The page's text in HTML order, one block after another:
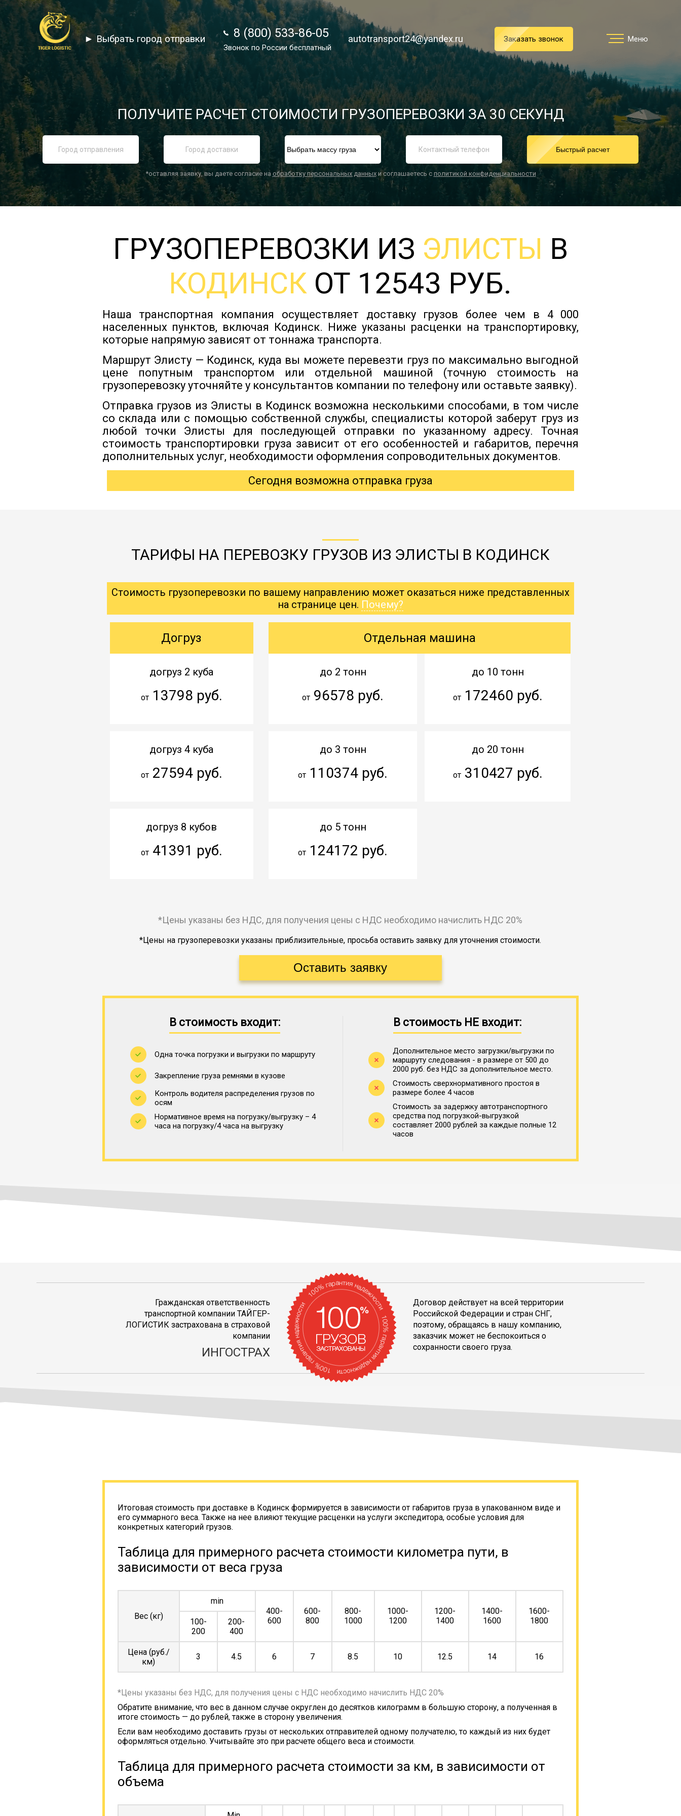
8 (800) 533-86-05
Звонок по России бесплатный
autotransport24@yandex.ru Заказать звонок Меню
Услуги
Преимущества
О компании
Тарифы
Отзывы
Статьи
Новости
Документы
Контакты
► Выбрать город отправки 8 (800) 533-86-05
Звонок по России бесплатный
autotransport24@yandex.ru Заказать звонок Меню
ПОЛУЧИТЕ РАСЧЕТ СТОИМОСТИ ГРУЗОПЕРЕВОЗКИ ЗА 30 СЕКУНД
Быстрый расчет
*оставляя заявку, вы даете согласие на обработку персональных данныхи соглашаетесь с политикой конфиденциальности
ГРУЗОПЕРЕВОЗКИ ИЗ ЭЛИСТЫ В
КОДИНСК ОТ 12543 РУБ.
Наша транспортная компания осуществляет доставку грузов более чем в 4 000
населенных пунктов, включая Кодинск. Ниже указаны расценки на транспортировку,
которые напрямую зависят от тоннажа транспорта.
Маршрут Элисту — Кодинск, куда вы можете перевезти груз по максимально выгодной
цене попутным транспортом или отдельной машиной (точную стоимость на
грузоперевозку уточняйте у консультантов компании по телефону или оставьте заявку).
Отправка грузов из Элисты в Кодинск возможна несколькими способами, в том числе
со склада или с помощью собственной службы, специалисты которой заберут груз из
любой точки Элисты для последующей отправки по указанному адресу. Точная
стоимость транспортировки груза зависит от его особенностей и габаритов, перечня
дополнительных услуг, необходимости оформления сопроводительных документов.
Сегодня возможна отправка груза
ТАРИФЫ НА ПЕРЕВОЗКУ ГРУЗОВ ИЗ ЭЛИСТЫ В КОДИНСК
Стоимость грузоперевозки по вашему направлению может оказаться ниже представленных
на странице цен. Почему?
Догруз
догруз 2 куба
от13798 руб.
догруз 4 куба
от27594 руб.
догруз 8 кубов
от41391 руб.
Отдельная машина
до 2 тонн
от 96578 руб.
до 3 тонн
от 110374 руб.
до 5 тонн
от 124172 руб.
до 10 тонн
от172460 руб.
до 20 тонн
от310427 руб.
*Цены указаны без НДС, для получения цены с НДС необходимо начислить НДС 20%
*Цены на грузоперевозки указаны приблизительные, просьба оставить заявку для уточнения стоимости.
В стоимость входит:
Одна точка погрузки и выгрузки по маршруту
Закрепление груза ремнями в кузове
Контроль водителя распределения грузов по
осям
Нормативное время на погрузку/выгрузку – 4
часа на погрузку/4 часа на выгрузку
В стоимость НЕ входит:
Дополнительное место загрузки/выгрузки по
маршруту следования - в размере от 500 до
2000 руб. без НДС за дополнительное место.
Стоимость сверхнормативного простоя в
размере более 4 часов
Стоимость за задержку автотранспортного
средства под погрузкой-выгрузкой
составляет 2000 рублей за каждые полные 12
часов
Гражданская ответственность
транспортной компании ТАЙГЕР-
ЛОГИСТИК застрахована в страховой
компании
ИНГОСТРАХ
Договор действует на всей территории
Российской Федерации и стран СНГ,
поэтому, обращаясь в нашу компанию,
заказчик может не беспокоиться о
сохранности своего груза.
Итоговая стоимость при доставке в Кодинск формируется в зависимости от габаритов груза в упакованном виде и
его суммарного веса. Также на нее влияют текущие расценки на услуги экспедитора, особые условия для
конкретных категорий грузов.
Таблица для примерного расчета стоимости километра пути, в
зависимости от веса груза
Вес (кг)
min
400-
600
600-
800
800-
1000
1000-
1200
1200-
1400
1400-
1600
1600-
1800
100-
200
200-
400
Цена (руб./
км)
3 4.5 6 7 8.5 10 12.5 14 16
*Цены указаны без НДС, для получения цены с НДС необходимо начислить НДС 20%
Обратите внимание, что вес в данном случае округлен до десятков килограмм в большую сторону, а полученная в
итоге стоимость — до рублей, также в сторону увеличения.
Если вам необходимо доставить грузы от нескольких отправителей одному получателю, то каждый из них будет
оформляться отдельно. Учитывайте это при расчете общего веса и стоимости.
Таблица для примерного расчета стоимости за км, в зависимости от
объема